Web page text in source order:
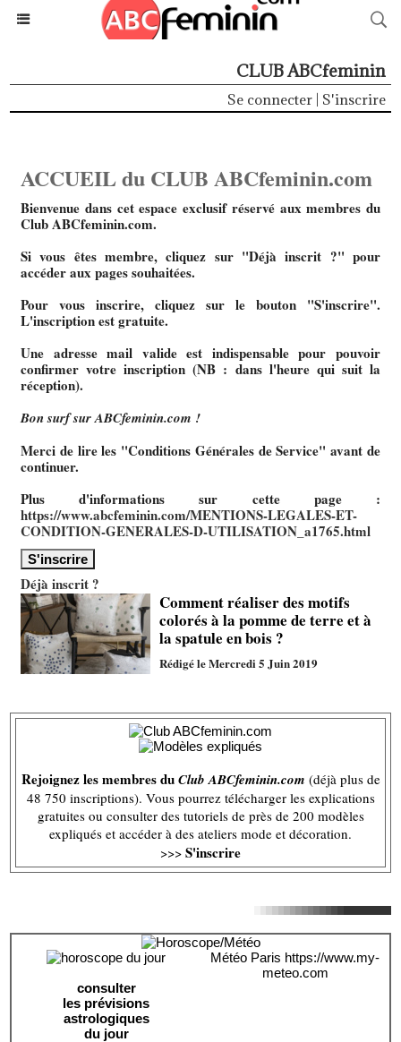
CLUB ABCfeminin
Se connecter S'inscrire
ACCUEIL du CLUB ABCfeminin.com
Bienvenue dans cet espace exclusif réservé aux membres du
Club ABCfeminin.com.
Si vous êtes membre, cliquez sur "Déjà inscrit ?" pour
accéder aux pages souhaitées.
Pour vous inscrire, cliquez sur le bouton "S'inscrire".
L'inscription est gratuite.
Une adresse mail valide est indispensable pour pouvoir
confirmer votre inscription (NB : dans l'heure qui suit la
réception).
Bon surf sur ABCfeminin.com !
Merci de lire les "Conditions Générales de Service" avant de
continuer.
Plus d'informations sur cette page :
https://www.abcfeminin.com/MENTIONS-LEGALES-ET-
CONDITION-GENERALES-D-UTILISATION_a1765.html
Déjà inscrit ?
Comment réaliser des motifs
colorés à la pomme de terre et à
la spatule en bois ?
Rédigé le Mercredi 5 Juin 2019
Rejoignez les membres duClub ABCfeminin.com (déjà plus de
48 750 inscriptions). Vous pourrez télécharger les explications
gratuites ou consulter des tutoriels de près de 200 modèles
expliqués et accéder à des ateliers mode et décoration.
>>> S'inscrire
consulter
les prévisions
astrologiques
du jour
Météo Paris https://www.my-
meteo.com